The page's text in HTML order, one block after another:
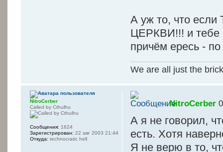
А уж то, что
ЦЕРКВИ!!! и тебе
причём ересь -
We are all just the
NitroCerber
А я не говорил,
есть. Хотя
Я не верю в то,
NitroCerber
Called by Cthulhu
Сообщения: 1624
Зарегистрирован: 22 авг 2003 21:44
Откуда: technocratic hell